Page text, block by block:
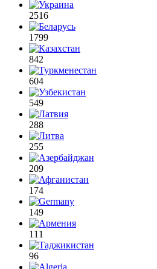
2516
1799
842
604
549
288
255
209
174
149
111
96